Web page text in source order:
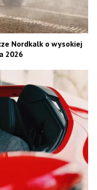
Nordkalk o wysokiej
2026